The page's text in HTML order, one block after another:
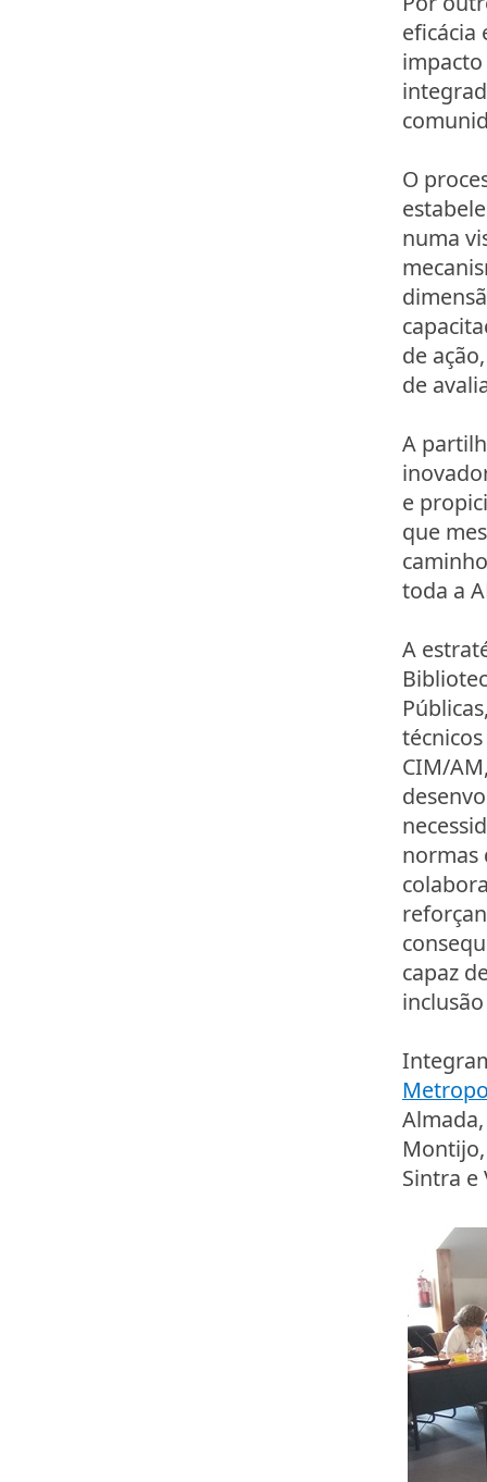
eficácia
O
numa
de
de
A
e
que
toda a
A
CIM/
normas
capaz
Montijo,
Sintra e